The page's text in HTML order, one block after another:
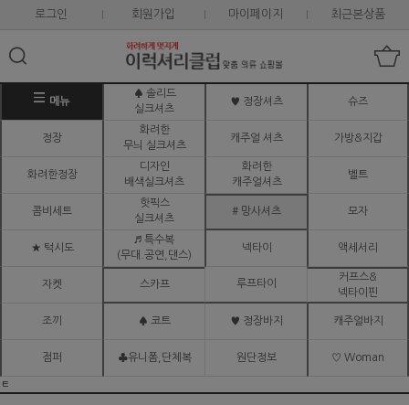
로그인 회원가입 마이페이지 최근본상품
메뉴
♠ 솔리드
실크셔츠
♥ 정장셔츠 슈즈
정장
화려한
무늬 실크셔츠
캐주얼 셔츠 가방&지갑
화려한정장
디자인
배색실크셔츠
화려한
캐주얼셔츠
벨트
콤비세트
핫픽스
실크셔츠
# 망사셔츠 모자
★ 턱시도
♬ 특수복
(무대.공연,댄스)
넥타이 액세서리
자켓 스카프 루프타이
커프스&
넥타이핀
조끼 ♠ 코트 ♥ 정장바지 캐주얼바지
점퍼 ♣유니폼,단체복 원단정보 ♡ Woman
ㅌ